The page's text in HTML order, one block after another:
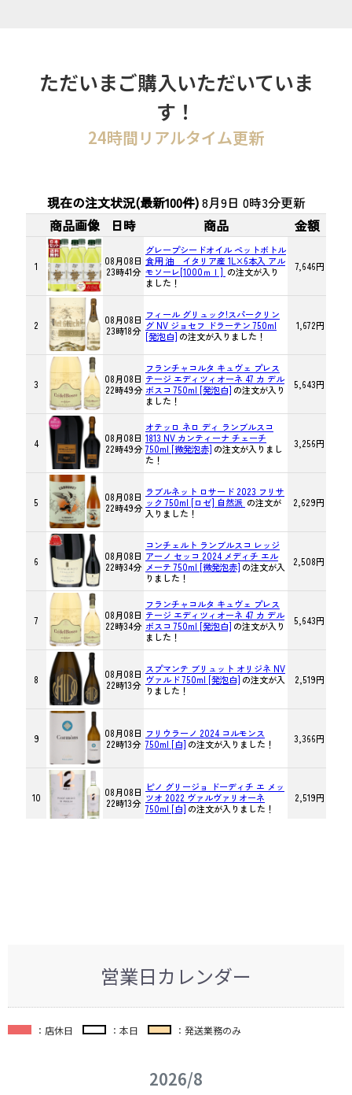
ただいまご購入いただいていま
す！
24時間リアルタイム更新
営業日カレンダー
：店休日 ：本日 ：発送業務のみ
2026/8